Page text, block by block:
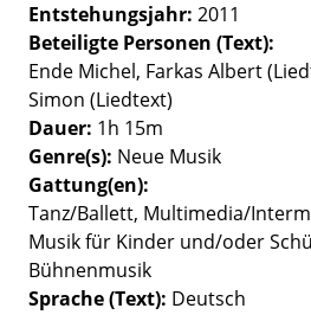
Entstehungsjahr 2011
Beteiligte Personen (Text)
Ende Michel, Farkas Albert
Simon (Liedtext)
Dauer 1h 15m
Genre(s) Neue Musik
Gattung(en)
Tanz/Ballett Multimedia/
Musik für Kinder und/oder
Bühnenmusik
Sprache (Text) Deutsch